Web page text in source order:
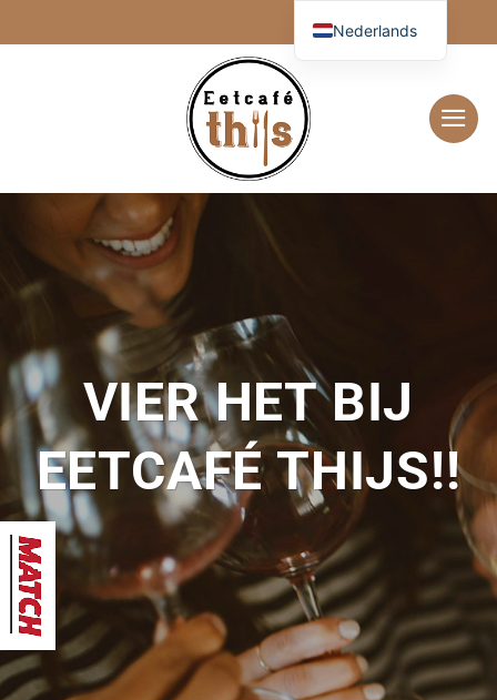
naar
VIER HET BIJ
EETCAFÉ THIJS!!
Nederlands